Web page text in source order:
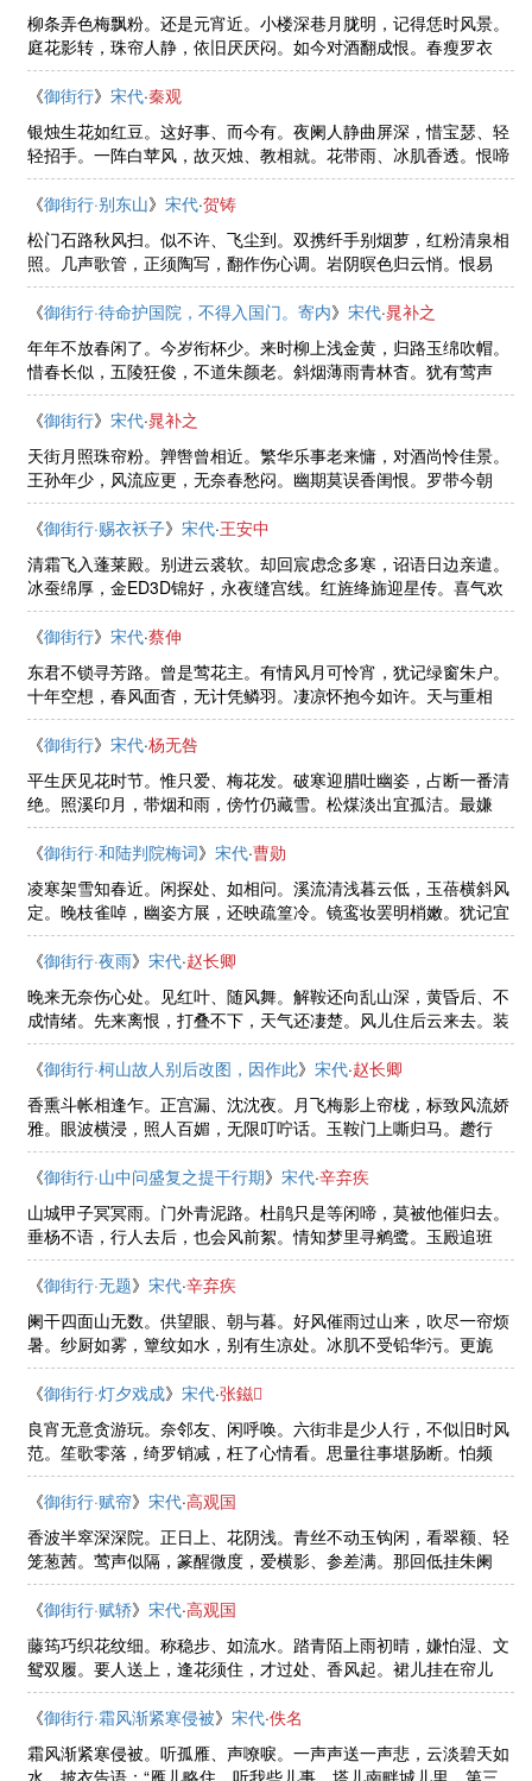
柳条弄色梅飘粉。还是元宵近。小楼深巷月胧明，记得恁时风景。
庭花影转，珠帘人静，依旧厌厌闷。如今对酒翻成恨。春瘦罗衣
褪。王孙何处草萋萋，辜负小欢幽兴。谁知此际，有人灯下，偷把
归期问。
《御街行》宋代·秦观
银烛生花如红豆。这好事、而今有。夜阑人静曲屏深，惜宝瑟、轻
轻招手。一阵白苹风，故灭烛、教相就。花带雨、冰肌香透。恨啼
鸟、辘轳声晓。岸柳微风吹残酒。断肠时、至今依旧。镜中消瘦。
那人知后，怕你来僝僽。
《御街行·别东山》宋代·贺铸
松门石路秋风扫。似不许、飞尘到。双携纤手别烟萝，红粉清泉相
照。几声歌管，正须陶写，翻作伤心调。岩阴暝色归云悄。恨易
失、千金笑。更逢何物可忘忧，为谢江南芳草。断桥孤驿，冷云黄
叶，相见长安道。
《御街行·待命护国院，不得入国门。寄内》宋代·晁补之
年年不放春闲了。今岁衔杯少。来时柳上浅金黄，归路玉绵吹帽。
惜春长似，五陵狂俊，不道朱颜老。斜烟薄雨青林杳。犹有莺声
到。西园红艳绿盘龙，辜负一年春好。锦城乐事，不关愁眼，何似
还家早。
《御街行》宋代·晁补之
天街月照珠帘粉。亸辔曾相近。繁华乐事老来慵，对酒尚怜佳景。
王孙年少，风流应更，无奈春愁闷。幽期莫误香闺恨。罗带今朝
褪。月圆花好一般春，触处总堪乘兴。有人惆怅，何如归好，相见
凭君问。
《御街行·赐衣袄子》宋代·王安中
清霜飞入蓬莱殿。别进云裘软。却回宸虑念多寒，诏语日边亲遣。
冰蚕绵厚，金ED3D锦好，永夜缝宫线。红旌绛旆迎星传。喜气欢
声远。庙堂勋旧使台贤，领袖坐中争绚。天香馥郁，君恩岁岁，一
醉春生面。
《御街行》宋代·蔡伸
东君不锁寻芳路。曾是莺花主。有情风月可怜宵，犹记绿窗朱户。
十年空想，春风面杳，无计凭鳞羽。凄凉怀抱今如许。天与重相
遇。不应还向楚峰前，朝暮为云为雨。算来各把，平生分付，也不
是、恶著处。
《御街行》宋代·杨无咎
平生厌见花时节。惟只爱、梅花发。破寒迎腊吐幽姿，占断一番清
绝。照溪印月，带烟和雨，傍竹仍藏雪。松煤淡出宜孤洁。最嫌
把、铅华说暗香销尽欲飘零，须得笛声呜咽。这些风味，自家领
略，莫与傍人说。
《御街行·和陆判院梅词》宋代·曹勋
凌寒架雪知春近。闲探处、如相问。溪流清浅暮云低，玉蓓横斜风
定。晚枝雀啅，幽姿方展，还映疏篁冷。镜鸾妆罢明梢嫩。犹记宜
相并。如今却月别传香，知引何人幽兴。不堪楼上，昭华吹断，声
与愁肠尽。
《御街行·夜雨》宋代·赵长卿
晚来无奈伤心处。见红叶、随风舞。解鞍还向乱山深，黄昏后、不
成情绪。先来离恨，打叠不下，天气还凄楚。风儿住后云来去。装
撰些儿雨。无眠托首对孤灯，好语向谁分付。从来烦恼，吓得胆
碎，此度难担负。
《御街行·柯山故人别后改图，因作此》宋代·赵长卿
香熏斗帐相逢乍。正宫漏、沈沈夜。月飞梅影上帘栊，标致风流娇
雅。眼波横浸，照人百媚，无限叮咛话。玉鞍门上嘶归马。趱行
色、难留也。别来花艳不禁春，浪向东风轻嫁。空余小院，博山修
竹，依旧窗儿下。
《御街行·山中问盛复之提干行期》宋代·辛弃疾
山城甲子冥冥雨。门外青泥路。杜鹃只是等闲啼，莫被他催归去。
垂杨不语，行人去后，也会风前絮。情知梦里寻鹓鹭。玉殿追班
处。怕君不饮太愁生，不是苦留君住。白头自笑，年年送客，自唤
春江渡。
《御街行·无题》宋代·辛弃疾
阑干四面山无数。供望眼、朝与暮。好风催雨过山来，吹尽一帘烦
暑。纱厨如雾，簟纹如水，别有生凉处。冰肌不受铅华污。更旎
旎、真香聚。临风一曲最妖娇，唱得行人且住。藕花都放，木犀开
后，待与剩鸾去。
《御街行·灯夕戏成》宋代·张鎡
良宵无意贪游玩。奈邻友、闲呼唤。六街非是少人行，不似旧时风
范。笙歌零落，绮罗销减，枉了心情看。思量往事堪肠断。怕频
到、帘儿畔。朦胧月下却归来，指望阿谁收管。低头注定，两汪儿
泪，百计难销遣。
《御街行·赋帘》宋代·高观国
香波半窣深深院。正日上、花阴浅。青丝不动玉钩闲，看翠额、轻
笼葱茜。莺声似隔，篆醒微度，爱横影、参差满。那回低挂朱阑
畔。念闲损、无人卷。窥春偷倚不胜情，仿佛见、如花娇面。纤柔
缓揭，瞥然飞去，不似春风燕。 ......
《御街行·赋轿》宋代·高观国
藤筠巧织花纹细。称稳步、如流水。踏青陌上雨初晴，嫌怕湿、文
鸳双履。要人送上，逢花须住，才过处、香风起。裙儿挂在帘儿
底。更不把、窗儿闭。红红白白族花枝，恰称得、寻春芳意。归来
时晚，纱笼引道，扶下人微醉。 ......
《御街行·霜风渐紧寒侵被》宋代·佚名
霜风渐紧寒侵被。听孤雁、声嘹唳。一声声送一声悲，云淡碧天如
水。披衣告语：“雁儿略住，听我些儿事。塔儿南畔城儿里，第三